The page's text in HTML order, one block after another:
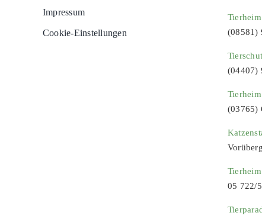
Impressum
Cookie-Einstellungen
(08581)
(04407)
(03765)
05 722/